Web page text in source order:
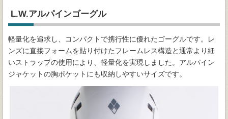
L.W.アルパインゴーグル
軽量化を追求し、コンパクトで携行性に優れたゴーグルです。レ
ンズに直接フォームを貼り付けたフレームレス構造と通常より細
いストラップの使用により、軽量化を実現しました。アルパイン
ジャケットの胸ポケットにも収納しやすいサイズです。